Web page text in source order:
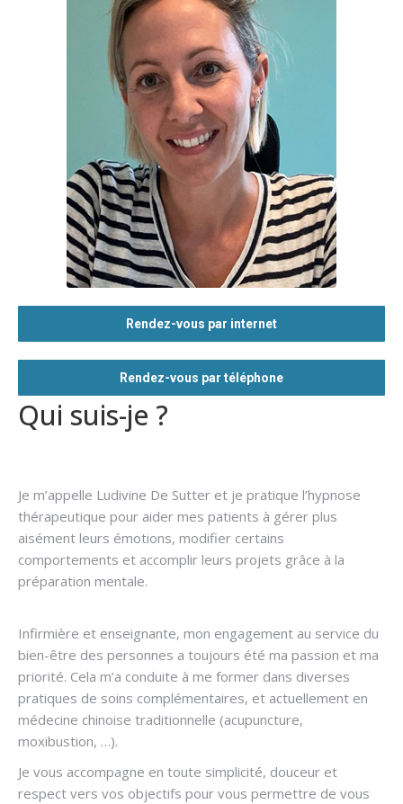
Qui suis-je ?
Je m’appelle Ludivine De Sutter et je pratique l’hypnose
thérapeutique pour aider mes patients à gérer plus
aisément leurs émotions, modifier certains
comportements et accomplir leurs projets grâce à la
préparation mentale.
Infirmière et enseignante, mon engagement au service du
bien-être des personnes a toujours été ma passion et ma
priorité. Cela m’a conduite à me former dans diverses
pratiques de soins complémentaires, et actuellement en
médecine chinoise traditionnelle (acupuncture,
moxibustion, …).
Je vous accompagne en toute simplicité, douceur et
respect vers vos objectifs pour vous permettre de vous
Rendez-vous par internet
Rendez-vous par téléphone